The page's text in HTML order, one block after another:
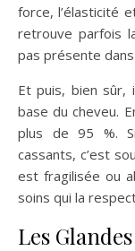
force, l’élasticité
retrouve parfois
pas présente
Et puis, bien sûr,
base du cheveu.
plus de 95 %.
cassants, c’est
est fragilisée ou
soins qui la
Les